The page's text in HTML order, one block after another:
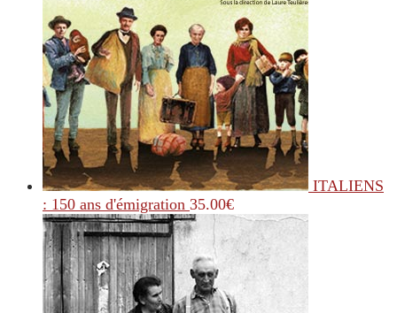
ITALIENS
: 150 ans d'émigration 35.00€